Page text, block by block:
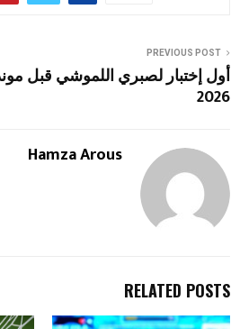
PREVIOUS POST
أول إختبار لصبري اللموشي قبل
2026
Hamza Arous
RELATED POSTS